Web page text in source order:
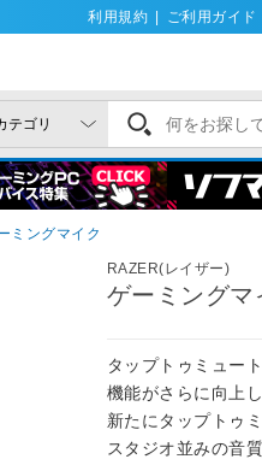
利用規約 ご利用ガイド
ミングマイク
RAZER(レイザー)
ゲーミング
タップトゥミュー
機能がさらに向上
新たにタップトゥ
スタジオ並みの音